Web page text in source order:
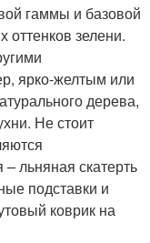
гаммы и базовой
оттенков зелени.
ярко-желтым или
дерева,
Не стоит
льняная скатерть
подставки и
коврик на